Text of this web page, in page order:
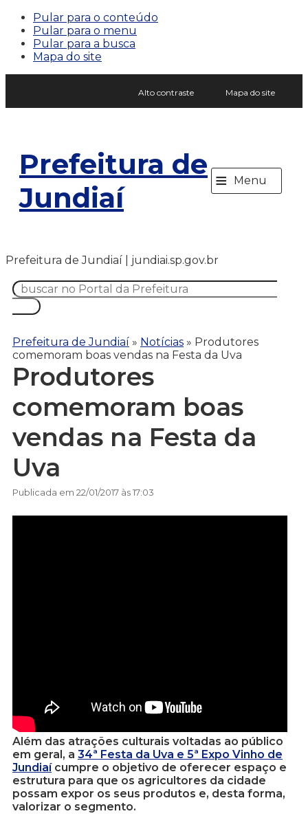
Pular para o conteúdo
Pular para o menu
Pular para a busca
Mapa do site
Alto contraste Mapa do site
Prefeitura de
Jundiaí
≡ Menu
Prefeitura de Jundiaí | jundiai.sp.gov.br
Prefeitura de Jundiaí » Notícias » Produtores
comemoram boas vendas na Festa da Uva
Produtores
comemoram boas
vendas na Festa da
Uva
Publicada em 22/01/2017 às 17:03
Além das atrações culturais voltadas ao público
em geral, a 34ª Festa da Uva e 5ª Expo Vinho de
Jundiaícumpre o objetivo de oferecer espaço e
estrutura para que os agricultores da cidade
possam expor os seus produtos e, desta forma,
valorizar o segmento.